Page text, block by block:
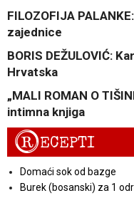
FILOZOFIJA
zajednice
BORIS DEŽULOVIĆ:
Hrvatska
„MALI ROMAN O
intimna knjiga
RECEPTI
Domaći sok od bazge
Burek (bosanski) za 1